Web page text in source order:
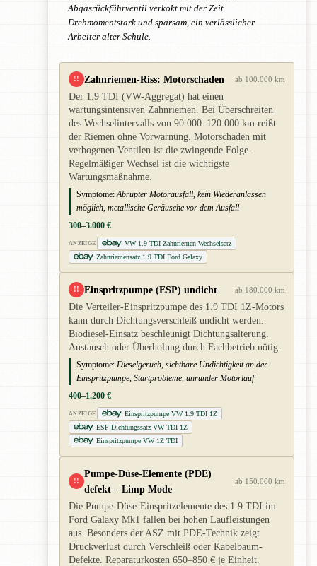
Abgasrückführventil verkokt mit der Zeit.
Drehmomentstark und sparsam, ein verlässlicher
Arbeiter alter Schule.
!! Zahnriemen-Riss: Motorschaden ab 100.000 km
Der 1.9 TDI (VW-Aggregat) hat einen
wartungsintensiven Zahnriemen. Bei Überschreiten
des Wechselintervalls von 90.000–120.000 km reißt
der Riemen ohne Vorwarnung. Motorschaden mit
verbogenen Ventilen ist die zwingende Folge.
Regelmäßiger Wechsel ist die wichtigste
Wartungsmaßnahme.
Symptome: Abrupter Motorausfall, kein Wiederanlassen
möglich, metallische Geräusche vor dem Ausfall
300–3.000 €
ANZEIGE
VW 1.9 TDI Zahnriemen Wechselsatz
Zahnriemensatz 1.9 TDI Ford Galaxy
!! Einspritzpumpe (ESP) undicht ab 180.000 km
Die Verteiler-Einspritzpumpe des 1.9 TDI 1Z-Motors
kann durch Dichtungsverschleiß undicht werden.
Biodiesel-Einsatz beschleunigt Dichtungsalterung.
Austausch oder Überholung durch Fachbetrieb nötig.
Symptome: Dieselgeruch, sichtbare Undichtigkeit an der
Einspritzpumpe, Startprobleme, unrunder Motorlauf
400–1.200 €
ANZEIGE
Einspritzpumpe VW 1.9 TDI 1Z
ESP Dichtungssatz VW TDI 1Z
Einspritzpumpe VW 1Z TDI
!!
Pumpe-Düse-Elemente (PDE)
defekt – Limp Mode
ab 150.000 km
Die Pumpe-Düse-Einspritzelemente des 1.9 TDI im
Ford Galaxy Mk1 fallen bei hohen Laufleistungen
aus. Besonders der ASZ mit PDE-Technik zeigt
Druckverlust durch Verschleiß oder Kabelbaum-
Defekte. Reparaturkosten 650–850 € je Einheit.